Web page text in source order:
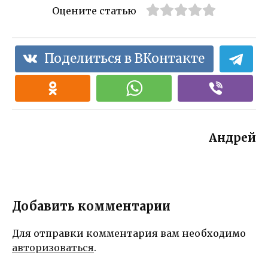
Оцените статью
Поделиться в ВКонтакте
Андрей
Добавить комментарии
Для отправки комментария вам необходимо
авторизоваться.